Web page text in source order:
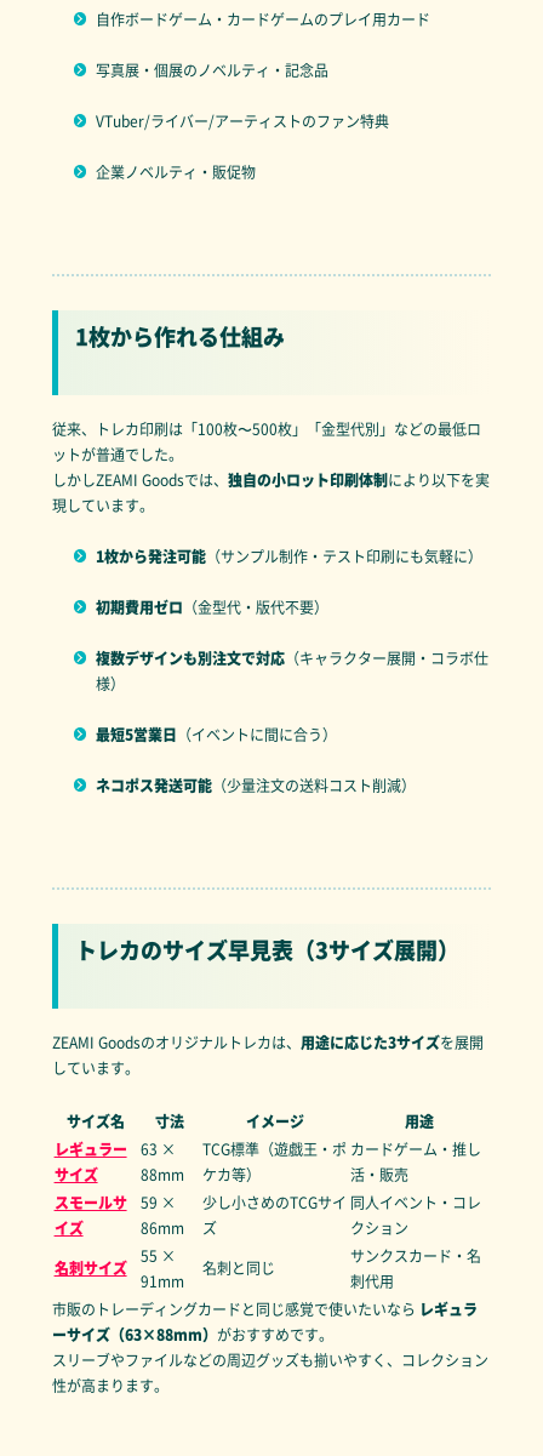
自作ボードゲーム・カードゲームのプレイ用カード
写真展・個展のノベルティ・記念品
VTuber/ライバー/アーティストのファン特典
企業ノベルティ・販促物
1枚から作れる仕組み
従来、トレカ印刷は「100枚〜500枚」「金型代別」などの最低ロ
ットが普通でした。
しかしZEAMI Goodsでは、 独自の小ロット印刷体制により以下を実
現しています。
1枚から発注可能（サンプル制作・テスト印刷にも気軽に）
初期費用ゼロ （金型代・版代不要）
複数デザインも別注文で対応（キャラクター展開・コラボ仕
様）
最短5営業日 （イベントに間に合う）
ネコポス発送可能（少量注文の送料コスト削減）
トレカのサイズ早見表（3サイズ展開）
ZEAMI Goodsのオリジナルトレカは、 用途に応じた3サイズを展開
しています。
サイズ名 寸法 イメージ
用途
レギュラー
サイズ
63 ×
88mm
TCG標準（遊戯王・ポ
ケカ等）
カードゲーム・推し
活・販売
スモールサ
イズ
59 ×
86mm
少し小さめのTCGサイ
ズ
同人イベント・コレ
クション
名刺サイズ
55 ×
91mm
名刺と同じ
サンクスカード・名
刺代用
市販のトレーディングカードと同じ感覚で使いたいなら レギュラ
ーサイズ（63×88mm） がおすすめです。
スリーブやファイルなどの周辺グッズも揃いやすく、コレクション
性が高まります。